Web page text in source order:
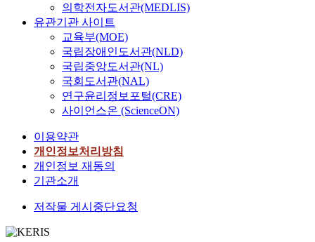
의학전자도서관(MEDLIS)
유관기관 사이트
교육부(MOE)
국립장애인도서관(NLD)
국립중앙도서관(NL)
국회도서관(NAL)
연구윤리정보포털(CRE)
사이언스온 (ScienceON)
이용약관
개인정보처리방침
개인정보 재동의
기관소개
저작물 게시중단요청